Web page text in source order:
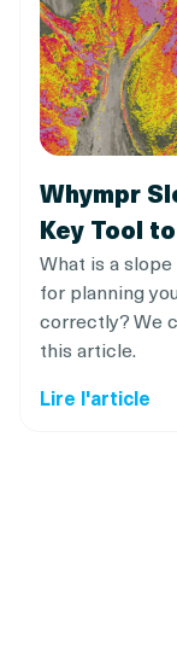
Whympr
Key Tool
What is a
for planning
correctly? We
this article.
Lire l'article